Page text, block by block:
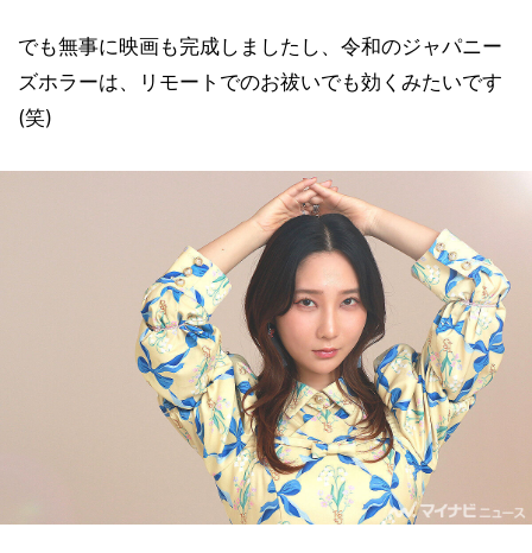
でも無事に映画も完成しましたし、令和のジャパニー
ズホラーは、リモートでのお祓いでも効くみたいです
(笑)